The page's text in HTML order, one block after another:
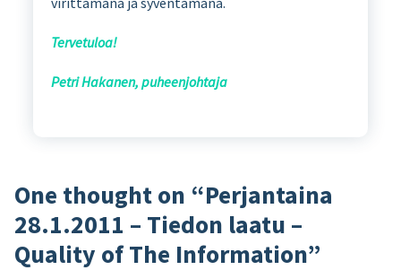
Tervetuloa!
Petri Hakanen, puheenjohtaja
One thought on “Perjantaina
28.1.2011 – Tiedon laatu –
Quality of The Information”